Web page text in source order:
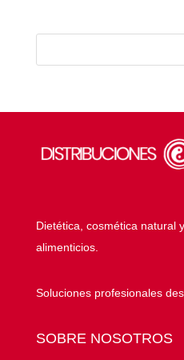
Dietética, cosmética natural
alimenticios.
Soluciones profesionales
SOBRE NOSOTROS